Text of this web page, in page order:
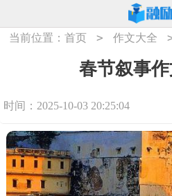
当前位置：首页 > 作文大全
春节叙事
时间：2025-10-03 20:25:04